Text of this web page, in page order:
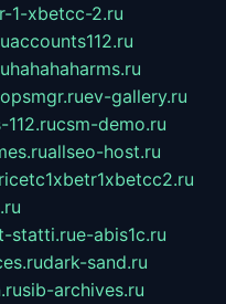
1-xbetcc-2.ru
accounts112.ru
hahahaharms.ru
opsmgr.ruev-gallery.ru
csm-demo.ru
allseo-host.ru
statti.rue-abis1c.ru
dark-sand.ru
sib-archives.ru